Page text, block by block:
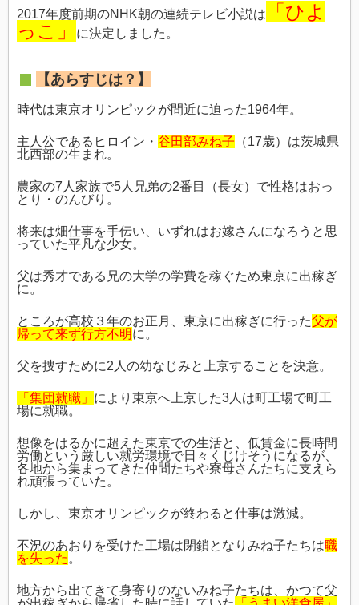
2017年度前期のNHK朝の連続テレビ小説は
「ひよ
っこ」
に決定しました。
【あらすじは？】
時代は東京オリンピックが間近に迫った1964年。
主人公であるヒロイン・ 谷田部みね子 （17歳）は茨城県
北西部の生まれ。
農家の7人家族で5人兄弟の2番目（長女）で性格はおっ
とり・のんびり。
将来は畑仕事を手伝い、いずれはお嫁さんになろうと思
っていた平凡な少女。
父は秀才である兄の大学の学費を稼ぐため東京に出稼ぎ
に。
ところが高校３年のお正月、東京に出稼ぎに行った父が
帰って来ず行方不明に。
父を捜すために2人の幼なじみと上京することを決意。
「集団就職」 により東京へ上京した3人は町工場で町工
場に就職。
想像をはるかに超えた東京での生活と、低賃金に長時間
労働という厳しい就労環境で日々くじけそうになるが、
各地から集まってきた仲間たちや寮母さんたちに支えら
れ頑張っていた。
しかし、東京オリンピックが終わると仕事は激減。
不況のあおりを受けた工場は閉鎖となりみね子たちは職
を失った 。
地方から出てきて身寄りのないみね子たちは、かつて父